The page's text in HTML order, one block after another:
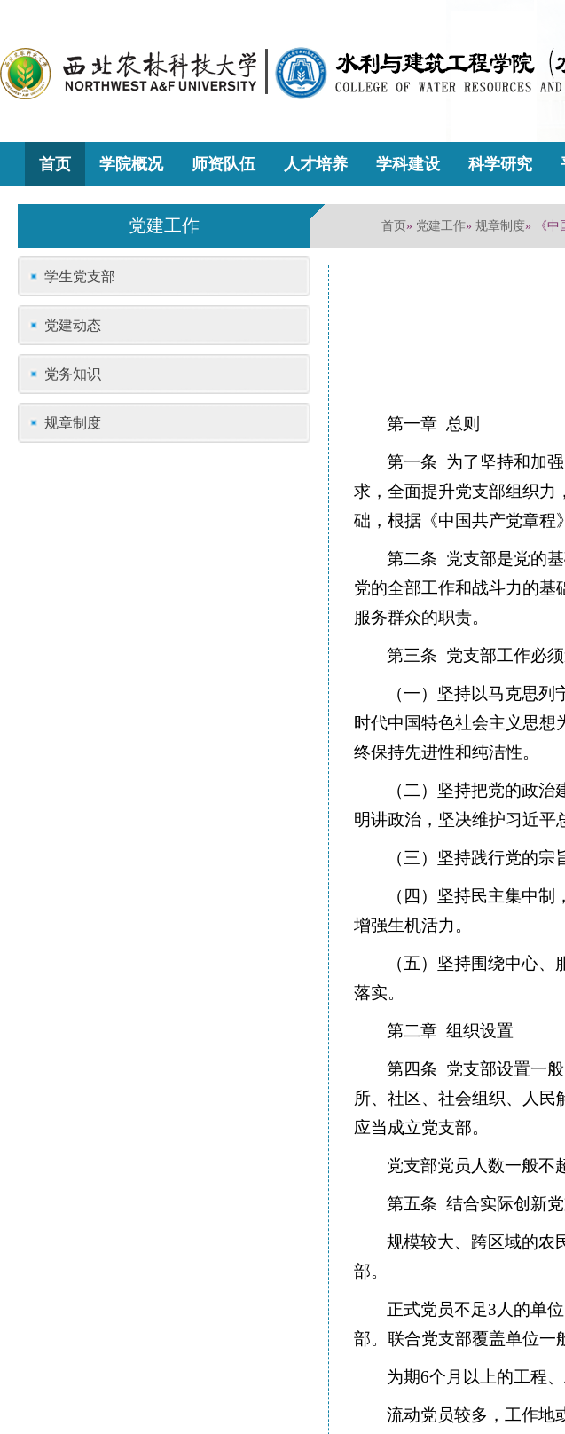
首页 学院概况 师资队伍 人才培养 学科建设 科学研究
党建工作 首页 » 党建工作» 规章制度» 《中
学生党支部
党建动态
党务知识
规章制度 第一章 总则
第一条 为了坚持和加
求，全面提升党支部组织力
础，根据《中国共产党章程
第二条 党支部是党的
党的全部工作和战斗力的基
服务群众的职责。
第三条 党支部工作必须
（一）坚持以马克思
时代中国特色社会主义思
终保持先进性和纯洁性。
（二）坚持把党的政
明讲政治，坚决维护习近平
（三）坚持践行党的
（四）坚持民主集中
增强生机活力。
（五）坚持围绕中心
落实。
第二章 组织设置
第四条 党支部设置一
所、社区、社会组织、人
应当成立党支部。
党支部党员人数一般不
第五条 结合实际创新
规模较大、跨区域的农
部。
正式党员不足3人的单
部。联合党支部覆盖单位一
为期6个月以上的工程
流动党员较多，工作地